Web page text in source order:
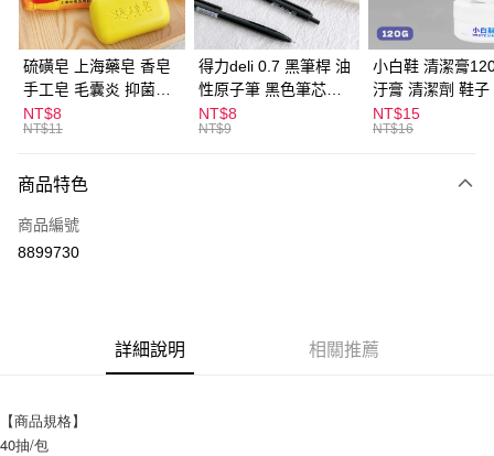
街口支付
悠遊付
ATM付款
全家取貨付款
每筆NT$60，滿NT$599(含以上)免運費
付款後全家取貨
每筆NT$60，滿NT$599(含以上)免運費
每筆NT$60，滿NT$599(含以上)免運費
硫磺皂 上海藥皂 香皂
手工皂 毛囊炎 抑菌除
蟎 清潔護膚 去油去痘
寵物皮膚病 狗狗貓咪
NT$8
NT$11
得力deli 0.7 黑筆桿 油
性原子筆 黑色筆芯
S304
NT$8
NT$9
小白鞋 清潔膏
汙膏 清潔劑 鞋子
漬 白皮鞋 鞋油
NT$15
NT$16
商品特色
商品編號
8899730
詳細說明 相關推薦
【商品規格】
40抽/包